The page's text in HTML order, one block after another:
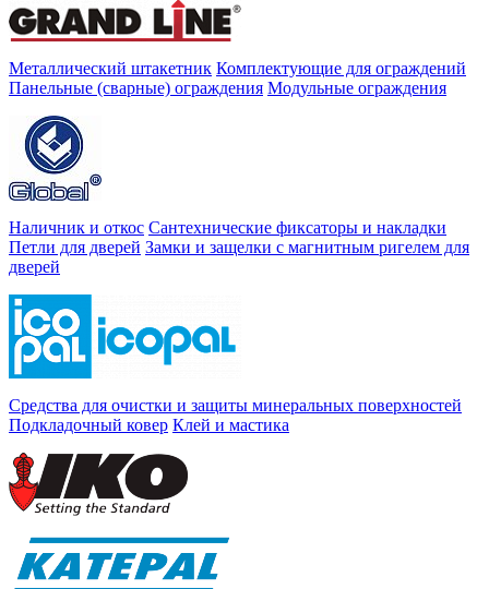
Металлический штакетник Комплектующие для ограждений
Панельные (сварные) ограждения Модульные ограждения
Наличник и откос Сантехнические фиксаторы и накладки
Петли для дверей Замки и защелки с магнитным ригелем для
дверей
Средства для очистки и защиты минеральных поверхностей
Подкладочный ковер Клей и мастика